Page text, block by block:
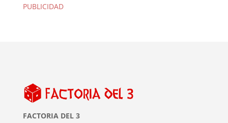
PUBLICIDAD
FACTORIA DEL 3